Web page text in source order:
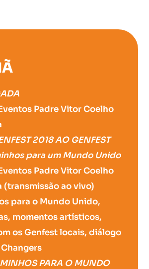
Padre Vitor Coelho
2018 AO GENFEST
para um Mundo Unido
Padre Vitor Coelho
(transmissão ao vivo)
para o Mundo Unido,
momentos artísticos,
os Genfest locais, diálogo
PARA O MUNDO